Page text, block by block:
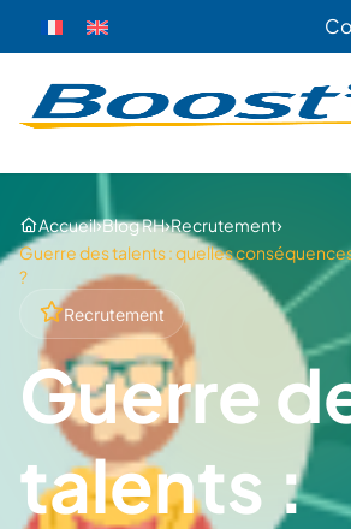
Accueil›Blog RH›Recrutement›
Guerre des talents : quelles
?
Recrutement
Guerre
talents :